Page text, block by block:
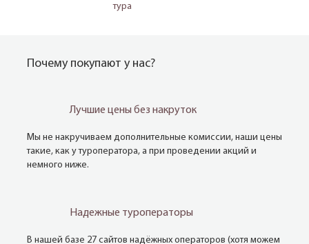
тура
Почему покупают у нас?
Лучшие цены без накруток
Мы не накручиваем дополнительные комиссии, наши цены
такие, как у туроператора, а при проведении акций и
немного ниже.
Надежные туроператоры
В нашей базе 27 сайтов надёжных операторов (хотя можем